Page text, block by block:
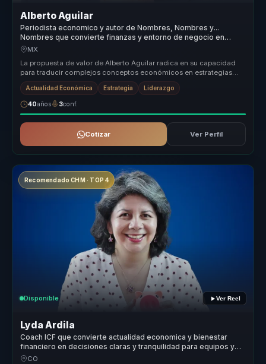
Alberto Aguilar
Periodista economico y autor de Nombres, Nombres y...
Nombres que convierte finanzas y entorno de negocio en
claridad para lideres.
MX
La propuesta de valor de Alberto Aguilar radica en su capacidad
para traducir complejos conceptos económicos en estrategias
prácticas que...
Actualidad Económica Estrategia Liderazgo
40años 3conf.
Cotizar Ver Perfil
Recomendado CHM · TOP 4
Disponible Ver Reel
Lyda Ardila
Coach ICF que convierte actualidad economica y bienestar
financiero en decisiones claras y tranquilidad para equipos y
lideres.
CO